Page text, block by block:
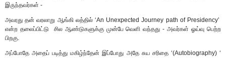
இருந்தவர்கள் -
அவரது தன் வரலாறு ஆங்கி லத்தில் ‘An Unexpected Journey path of Presidency’
என்ற தலைப்பிட்டு சில ஆண்டுகளுக்கு முன்பே வெளி வந்தது - அவர்கள் ஓய்வு பெற்ற
பிறகு.
அப்போதே அதைப் படித்து மகிழ்ந்தேன் இப்போது அதே சுய சரிதை ‘(Autobiography) ‘